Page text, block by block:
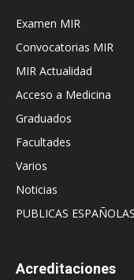
Examen MIR
Convocatorias MIR
MIR Actualidad
Acceso a Medicina
Graduados
Facultades
Varios
Noticias
PUBLICAS ESPAÑOLAS
Acreditaciones